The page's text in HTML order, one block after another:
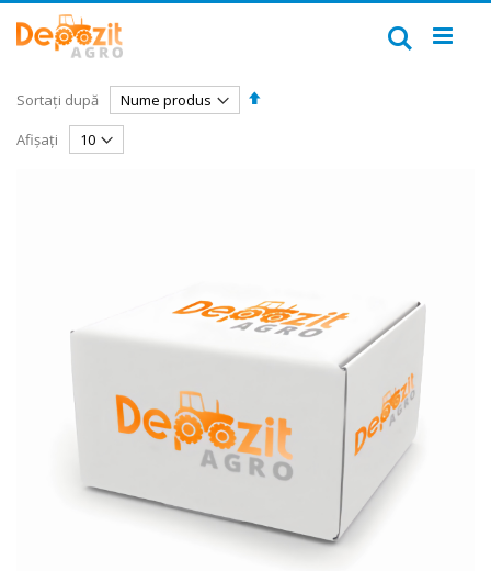
Mergeți
la
Conținut
Căutare
Sortați după
Setați
Afișați